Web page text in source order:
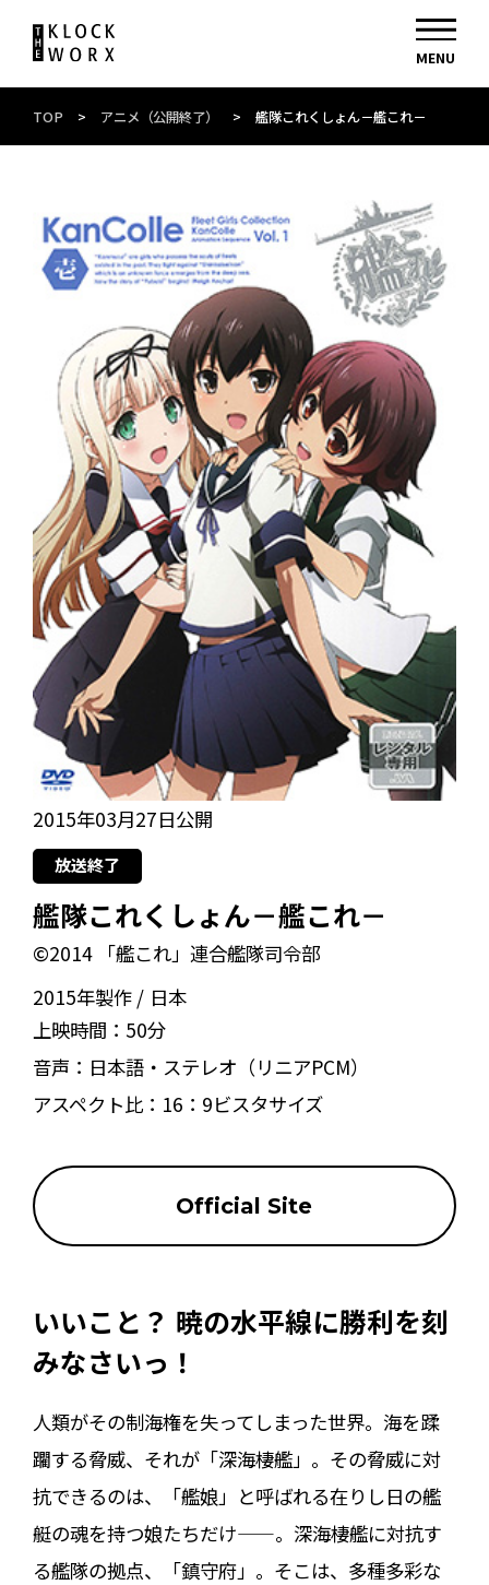
TOP > アニメ（公開終了） > 艦隊これくしょん－艦これ－
2015年03月27日公開
放送終了
艦隊これくしょん－艦これ－
©2014 「艦これ」連合艦隊司令部
2015年製作
日本
上映時間： 50分
音声： 日本語・ステレオ（リニアPCM）
アスペクト比： 16：9ビスタサイズ
Official Site
いいこと？ 暁の水平線に勝利を刻
みなさいっ！
人類がその制海権を失ってしまった世界。海を蹂
躙する脅威、それが「深海棲艦」。その脅威に対
抗できるのは、「艦娘」と呼ばれる在りし日の艦
艇の魂を持つ娘たちだけ——。深海棲艦に対抗す
る艦隊の拠点、「鎮守府」。そこは、多種多彩な